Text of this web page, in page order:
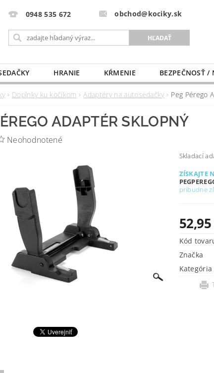
0948 535 672 obchod@kociky.sk
HRANIE KŔMENIE BEZPEČNOSŤ /
MLIEKO A VÝŽIVA PRE MAMIČKU
Doplnky ku kočíkom Adaptéry na autosedačky Peg Pérego
ADAPTÉR SKLOPNÝ
Neohodnotené
Skladací
ZÍSKAJTE
pribudne
Kód
Značka
Kategória